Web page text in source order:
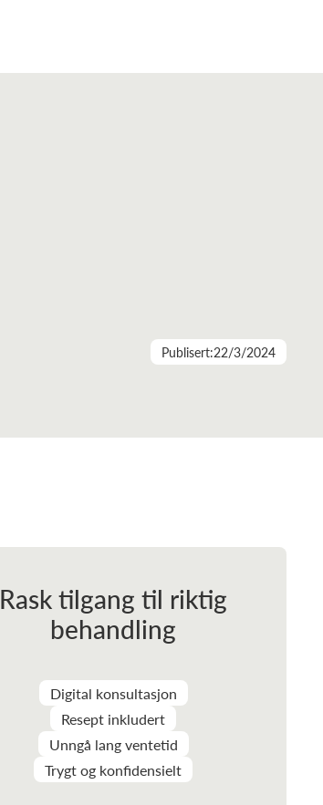
Publisert:22/3/2024
Rask tilgang til riktig
behandling
Digital konsultasjon
Resept inkludert
Unngå lang ventetid
Trygt og konfidensielt